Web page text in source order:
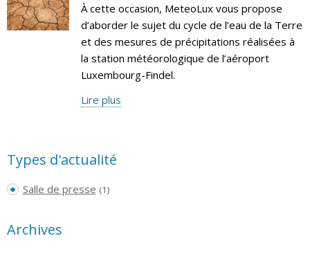
À cette occasion, MeteoLux vous propose
d’aborder le sujet du cycle de l’eau de la Terre
et des mesures de précipitations réalisées à
la station météorologique de l’aéroport
Luxembourg-Findel.
Lire plus
Types d'actualité
Salle de presse (1)
Archives